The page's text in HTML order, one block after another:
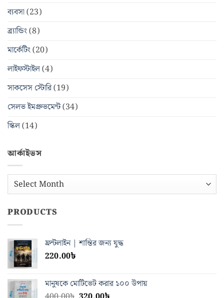
ব্যবসা(23)
ব্র্যান্ডিং(8)
মার্কেটিং(20)
লাইফস্টাইল(4)
সাকসেস স্টোরি(19)
সেলভ ইমপ্রুভমেন্ট(34)
স্কিল(14)
আর্কাইভস
আর্কাইভস
PRODUCTS
ফ্রন্টলাইন | শান্তির জন্য যুদ্ধ
220.00৳
মানুষকে মোটিভেট করার ১০০ উপায়